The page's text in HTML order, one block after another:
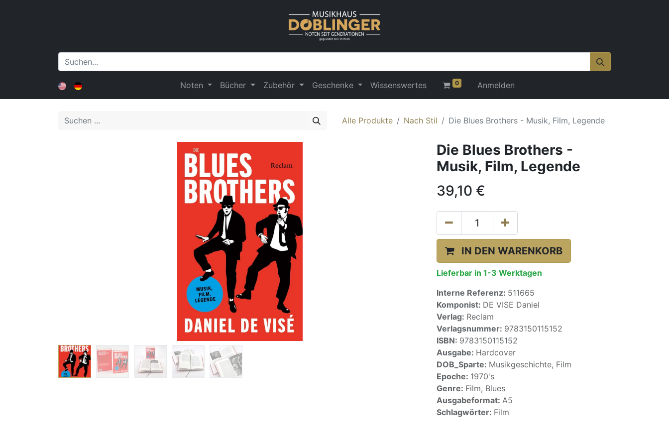
Noten Bücher Zubehör Geschenke Wissenswertes 0 Anmelden
Alle Produkte Nach Stil Die Blues Brothers - Musik, Film, Legende
Die Blues Brothers -
Musik, Film, Legende
39,10 €
IN DEN WARENKORB
Lieferbar in 1-3 Werktagen
Interne Referenz: 511665
Komponist: DE VISE Daniel
Verlag: Reclam
Verlagsnummer: 9783150115152
ISBN: 9783150115152
Ausgabe: Hardcover
DOB_Sparte: Musikgeschichte, Film
Epoche: 1970's
Genre: Film, Blues
Ausgabeformat: A5
Schlagwörter: Film